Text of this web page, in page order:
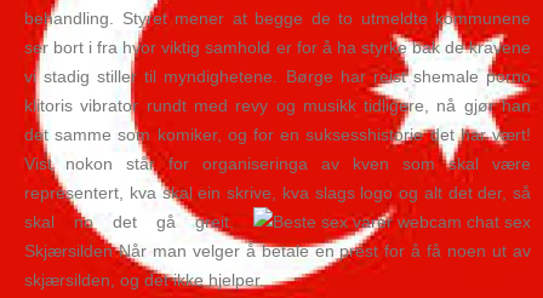
behandling. Styret mener at begge de to utmeldte kommunene
ser bort i fra hvor viktig samhold er for å ha styrke bak de kravene
vi stadig stiller til myndighetene. Børge har reist shemale porno
klitoris vibrator rundt med revy og musikk tidligere, nå gjør han
det samme som komiker, og for en suksesshistorie det har vært!
Vist nokon står for organiseringa av kven som skal være
representert, kva skal ein skrive, kva slags logo og alt det der, så
skal no det gå greit.
Skjærsilden Når man velger å betale en prest for å få noen ut av
skjærsilden, og det ikke hjelper.